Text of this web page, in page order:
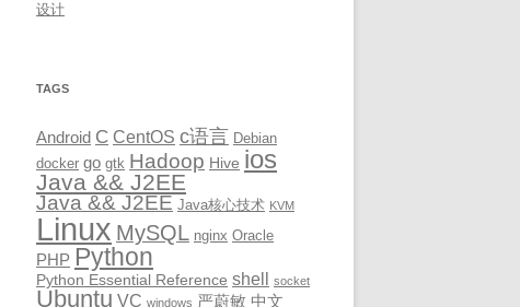
设计
TAGS
Android C CentOS c语言 Debian
docker go gtk Hadoop Hive ios
Java && J2EE
Java && J2EE Java核心技术 KVM
Linux MySQL nginx Oracle
PHP Python
Python Essential Reference shell socket
Ubuntu VC windows 严蔚敏 中文